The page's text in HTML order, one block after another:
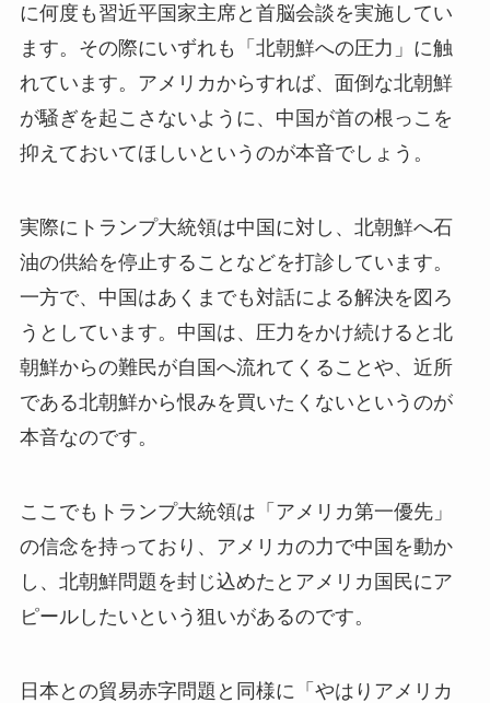
に何度も習近平国家主席と首脳会談を実施してい
ます。その際にいずれも「北朝鮮への圧力」に触
れています。アメリカからすれば、面倒な北朝鮮
が騒ぎを起こさないように、中国が首の根っこを
抑えておいてほしいというのが本音でしょう。
実際にトランプ大統領は中国に対し、北朝鮮へ石
油の供給を停止することなどを打診しています。
一方で、中国はあくまでも対話による解決を図ろ
うとしています。中国は、圧力をかけ続けると北
朝鮮からの難民が自国へ流れてくることや、近所
である北朝鮮から恨みを買いたくないというのが
本音なのです。
ここでもトランプ大統領は「アメリカ第一優先」
の信念を持っており、アメリカの力で中国を動か
し、北朝鮮問題を封じ込めたとアメリカ国民にア
ピールしたいという狙いがあるのです。
日本との貿易赤字問題と同様に「やはりアメリカ